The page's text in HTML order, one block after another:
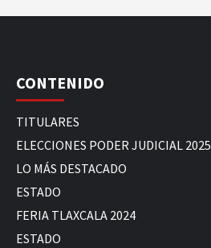
CONTENIDO
TITULARES
ELECCIONES PODER JUDICIAL 2025
LO MÁS DESTACADO
ESTADO
FERIA TLAXCALA 2024
ESTADO